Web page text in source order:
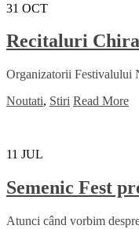
31 OCT
Recitaluri
Organizatorii Festivalului
Noutati, Stiri Read More
11 JUL
Semenic Fest
Atunci când vorbim